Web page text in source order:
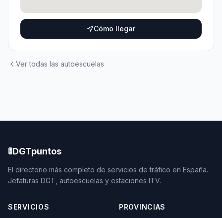
Cómo llegar
Ver todas las autoescuelas
🚦DGTpuntos
El directorio más completo de servicios de tráfico en España.
Jefaturas DGT, autoescuelas y estaciones ITV.
SERVICIOS
PROVINCIAS